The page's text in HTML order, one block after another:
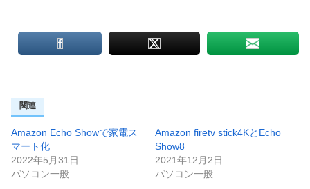
関連
Amazon Echo Showで家電ス
マート化
2022年5月31日
パソコン一般
Amazon firetv stick4KとEcho
Show8
2021年12月2日
パソコン一般